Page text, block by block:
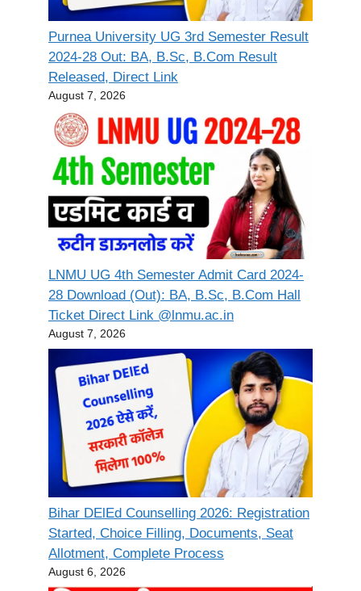
Purnea University UG 3rd Semester Result
2024-28 Out: BA, B.Sc, B.Com Result
Released, Direct Link
August 7, 2026
LNMU UG 4th Semester Admit Card 2024-
28 Download (Out): BA, B.Sc, B.Com Hall
Ticket Direct Link @lnmu.ac.in
August 7, 2026
Bihar DElEd Counselling 2026: Registration
Started, Choice Filling, Documents, Seat
Allotment, Complete Process
August 6, 2026